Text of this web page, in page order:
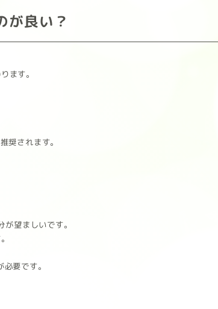
が良い？
ます。
奨されます。
望ましいです。
要です。